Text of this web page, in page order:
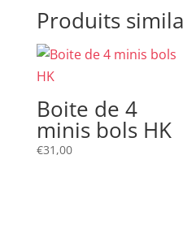
Produits
Boite de 4
minis bols HK
€31,00